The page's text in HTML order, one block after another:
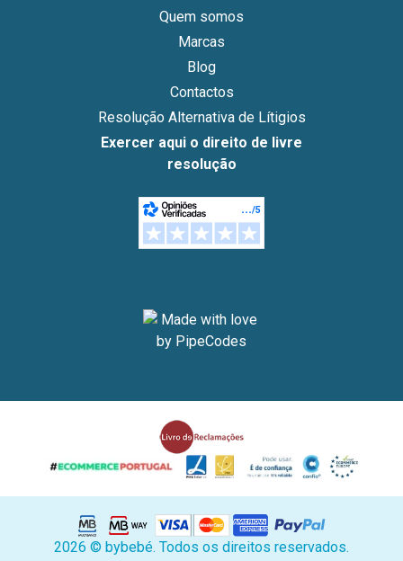
Quem somos
Marcas
Blog
Contactos
Resolução Alternativa de Lítigios
Exercer aqui o direito de livre
resolução
2026 © bybebé. Todos os direitos reservados.